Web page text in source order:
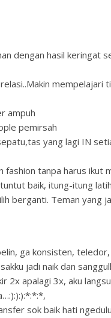
dengan hasil keringat
mempelajari
ampuh
pemirsah
yang lagi IN
tanpa harus ikut
baik, itung-itung
berganti. Teman yang
ga konsisten,
jadi naik dan
2x apalagi 3x, aku
sok baik hati